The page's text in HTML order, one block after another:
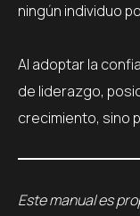
ningún individuo
Al adoptar la
de liderazgo,
crecimiento, sino
Este manual es